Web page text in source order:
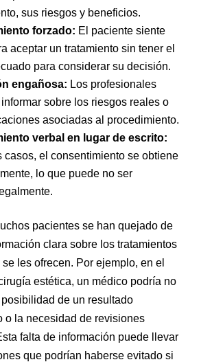
sus riesgos y beneficios.
forzado: El paciente siente
aceptar un tratamiento sin tener el
para considerar su decisión.
engañosa: Los profesionales
sobre los riesgos reales o
asociadas al procedimiento.
verbal en lugar de escrito:
casos, el consentimiento se obtiene
lo que puede no ser
pacientes se han quejado de
clara sobre los tratamientos
les ofrecen. Por ejemplo, en el
estética, un médico podría no
de un resultado
o la necesidad de revisiones
falta de información puede llevar
que podrían haberse evitado si